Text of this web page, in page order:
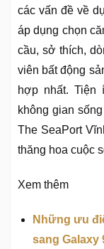
các vấn đề về
áp dụng chọn
cầu, sở thích,
viên bất động
hợp nhất. Tiện
không gian
The SeaPort
thăng hoa cuộc
Xem thêm
Những ưu
sang Galaxy